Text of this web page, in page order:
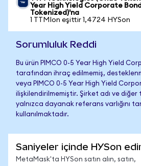
Year High Yield Corporate
Tokenized)'na
1 TTMIon eşittir 1,4724 HYSon
Sorumluluk Reddi
Bu ürün PIMCO 0-5 Year High Yield
tarafından ihraç edilmemiş,
veya PIMCO 0-5 Year High Yield
ilişkilendirilmemiştir. Şirket adı ve
yalnızca dayanak referans varlığını
kullanılmaktadır.
Saniyeler içinde HYSon
MetaMask'ta HYSon satın alın, satın,